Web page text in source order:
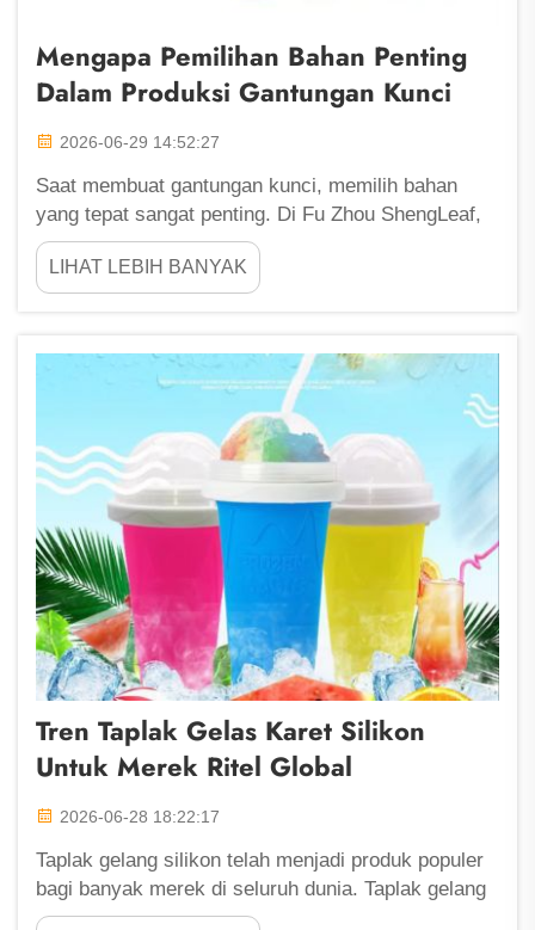
Mengapa Pemilihan Bahan Penting
Dalam Produksi Gantungan Kunci
2026-06-29 14:52:27
Saat membuat gantungan kunci, memilih bahan
yang tepat sangat penting. Di Fu Zhou ShengLeaf,
kami mengetahui bahwa bahan yang kami gunakan
dapat mengubah seluruh tampilan, sentuhan, dan
daya tahan gantungan kunci. Meskipun beberapa
LIHAT LEBIH BANYAK
Tren Taplak Gelas Karet Silikon
Untuk Merek Ritel Global
2026-06-28 18:22:17
Taplak gelang silikon telah menjadi produk populer
bagi banyak merek di seluruh dunia. Taplak gelang
ini tidak hanya praktis; mereka juga dapat